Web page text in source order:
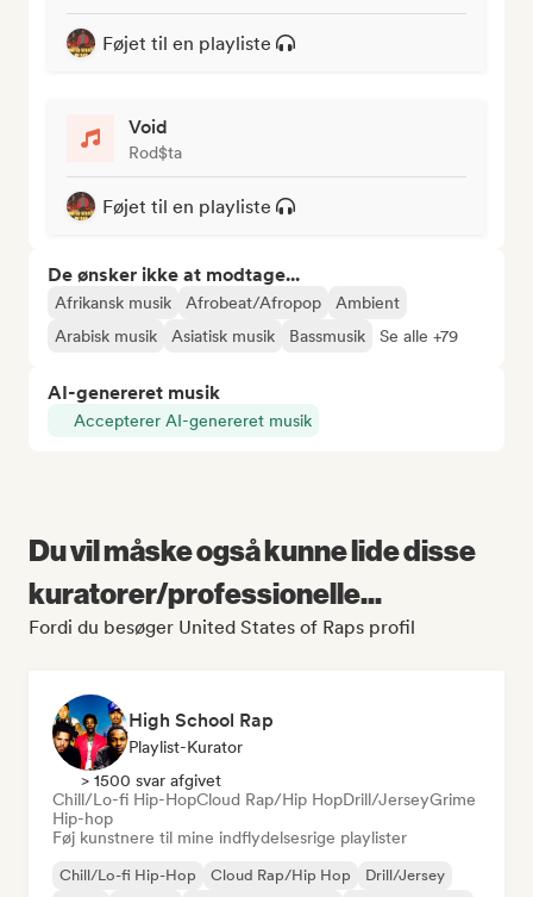
Føjet til en playliste
Void
Rod$ta
Føjet til en playliste
De ønsker ikke at modtage...
Afrikansk musik Afrobeat/Afropop
Ambient
Arabisk musik
Asiatisk musik Bassmusik Se alle +79
AI-genereret musik
Accepterer AI-genereret musik
Du vil måske også kunne lide disse
kuratorer/professionelle...
Fordi du besøger United States of Raps profil
High School Rap
Playlist-Kurator
> 1500 svar afgivet
Chill/Lo-fi Hip-HopCloud Rap/Hip HopDrill/JerseyGrime
Hip-hop
Føj kunstnere til mine indflydelsesrige playlister
Chill/Lo-fi Hip-Hop Cloud Rap/Hip Hop
Drill/Jersey